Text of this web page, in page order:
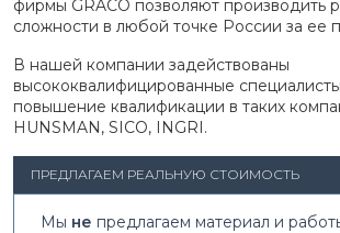
фирмы GRACO позволяют производить
сложности в любой точке России за ее
В нашей компании задействованы
высококвалифицированные
повышение квалификации в таких
HUNSMAN, SICO, INGRI.
ПРЕДЛАГАЕМ РЕАЛЬНУЮ СТОИМОСТЬ
Мы не предлагаем материал и